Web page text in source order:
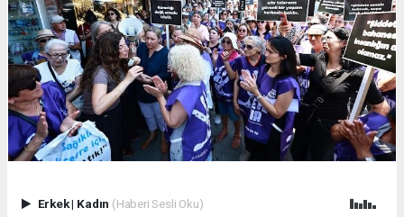
Erkek| Kadın (Haberi Sesli Oku)